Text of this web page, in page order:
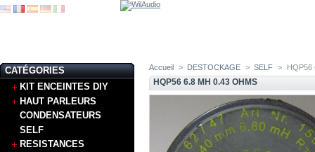
CATÉGORIES
KIT ENCEINTES DIY
HAUT PARLEURS
CONDENSATEURS
SELF
RESISTANCES
Accueil > DESTOCKAGE > SELF > HQP56
HQP56 6.8 MH 0.43 OHMS